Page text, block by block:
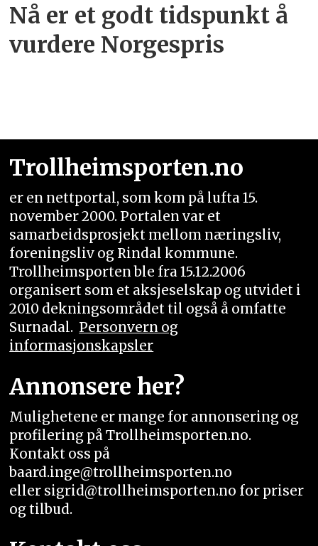
Nå er et godt tidspunkt å
vurdere Norgespris
Trollheimsporten.no
er en nettportal, som kom på lufta 15.
november 2000. Portalen var et
samarbeidsprosjekt mellom næringsliv,
foreningsliv og Rindal kommune.
Trollheimsporten ble fra 15.12.2006
organisert som et aksjeselskap og utvidet i
2010 dekningsområdet til også å omfatte
Surnadal. Personvern og
informasjonskapsler
Annonsere her?
Mulighetene er mange for annonsering og
profilering på Trollheimsporten.no.
Kontakt oss på
baard.inge@trollheimsporten.no
eller sigrid@trollheimsporten.no for priser
og tilbud.